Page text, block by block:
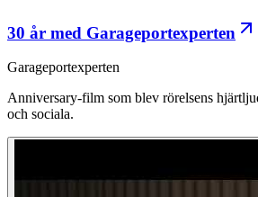
30 år med Garageportexperten
Garageportexperten
Anniversary-film som blev rörelsens
och sociala.